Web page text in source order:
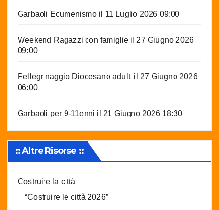
Garbaoli Ecumenismoil 11 Luglio 2026 09:00
Weekend Ragazzi con famiglie il 27 Giugno 2026
09:00
Pellegrinaggio Diocesano adulti il 27 Giugno 2026
06:00
Garbaoli per 9-11enni il 21 Giugno 2026 18:30
:: Altre Risorse ::
Costruire la città
“Costruire le città 2026”